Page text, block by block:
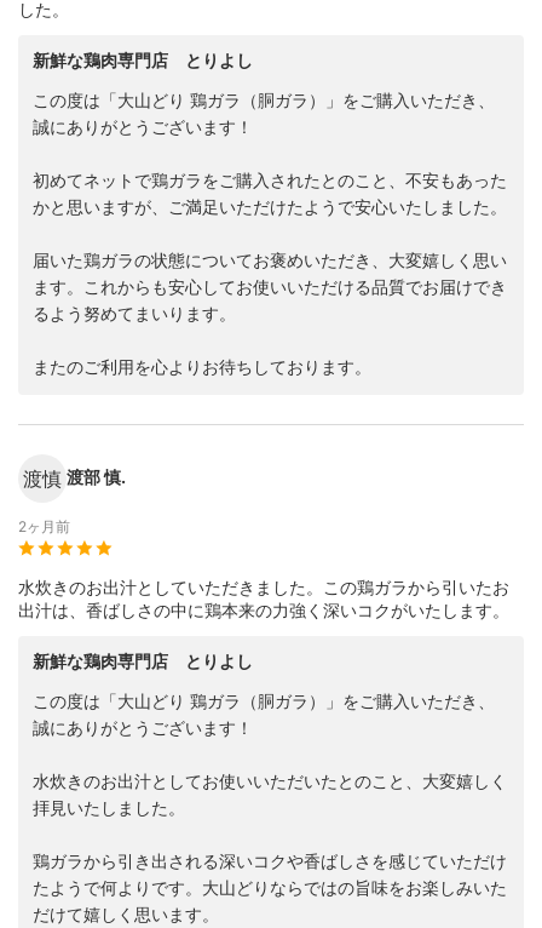
した。
新鮮な鶏肉専門店 とりよし
この度は「大山どり 鶏ガラ（胴ガラ）」をご購入いただき、
誠にありがとうございます！
初めてネットで鶏ガラをご購入されたとのこと、不安もあった
かと思いますが、ご満足いただけたようで安心いたしました。
届いた鶏ガラの状態についてお褒めいただき、大変嬉しく思い
ます。これからも安心してお使いいただける品質でお届けでき
るよう努めてまいります。
またのご利用を心よりお待ちしております。
渡慎 渡部 慎.
2ヶ月前
水炊きのお出汁としていただきました。この鶏ガラから引いたお
出汁は、香ばしさの中に鶏本来の力強く深いコクがいたします。
新鮮な鶏肉専門店 とりよし
この度は「大山どり 鶏ガラ（胴ガラ）」をご購入いただき、
誠にありがとうございます！
水炊きのお出汁としてお使いいただいたとのこと、大変嬉しく
拝見いたしました。
鶏ガラから引き出される深いコクや香ばしさを感じていただけ
たようで何よりです。大山どりならではの旨味をお楽しみいた
だけて嬉しく思います。